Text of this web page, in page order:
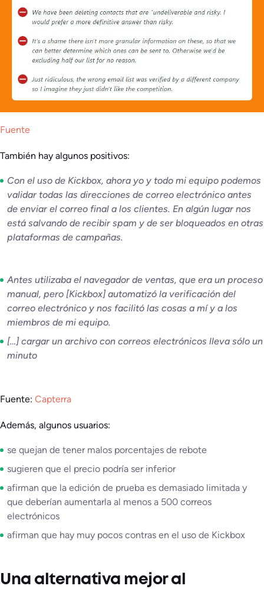
Fuente
También hay algunos positivos:
Con el uso de Kickbox, ahora yo y todo mi equipo podemos
validar todas las direcciones de correo electrónico antes
de enviar el correo final a los clientes. En algún lugar nos
está salvando de recibir spam y de ser bloqueados en otras
plataformas de campañas.
Antes utilizaba el navegador de ventas, que era un proceso
manual, pero [Kickbox] automatizó la verificación del
correo electrónico y nos facilitó las cosas a mí y a los
miembros de mi equipo.
[…] cargar un archivo con correos electrónicos lleva sólo un
minuto
Fuente: Capterra
Además, algunos usuarios:
se quejan de tener malos porcentajes de rebote
sugieren que el precio podría ser inferior
afirman que la edición de prueba es demasiado limitada y
que deberían aumentarla al menos a 500 correos
electrónicos
afirman que hay muy pocos contras en el uso de Kickbox
Una alternativa mejor al